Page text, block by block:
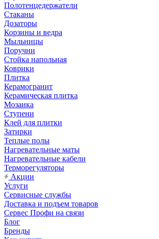
Полотенцедержатели
Стаканы
Дозаторы
Корзины и ведра
Мыльницы
Поручни
Стойка напольная
Коврики
Плитка
Керамогранит
Керамическая плитка
Мозаика
Ступени
Клей для плитки
Затирки
Теплые полы
Нагревательные маты
Нагревательные кабели
Терморегуляторы
Акции
Услуги
Сервисные службы
Доставка и подъем товаров
Сервес Профи на связи
Блог
Бренды